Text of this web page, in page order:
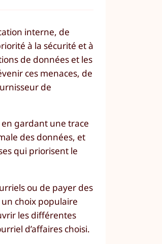
interne, de
à la sécurité et à
de données et les
ces menaces, de
de
gardant une trace
des données, et
qui priorisent le
ou de payer des
choix populaire
les différentes
d’affaires choisi.